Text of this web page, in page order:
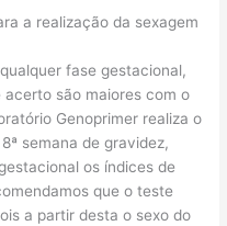
a realização da sexagem
fase gestacional,
são maiores com o
Genoprimer realiza o
semana de gravidez,
os índices de
que o teste
a partir desta o sexo do